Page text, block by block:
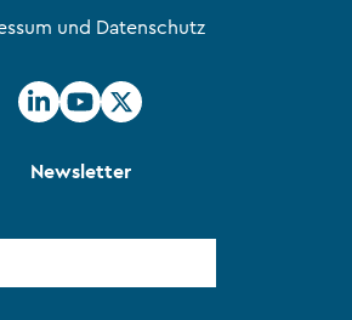
und Datenschutz
Newsletter